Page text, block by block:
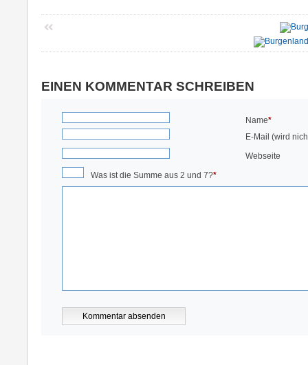
EINEN KOMMENTAR SCHREIBEN
Name*
E-Mail (wird
Webseite
Was ist die Summe aus 2 und 7?*